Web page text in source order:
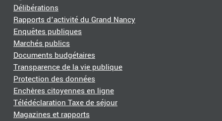
Délibérations
Rapports d'activité du Grand Nancy
Enquêtes publiques
Marchés publics
Documents budgétaires
Transparence de la vie publique
Protection des données
Enchères citoyennes en ligne
Télédéclaration Taxe de séjour
Magazines et rapports